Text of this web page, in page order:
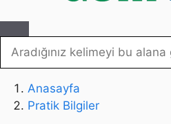
Anasayfa
Pratik Bilgiler